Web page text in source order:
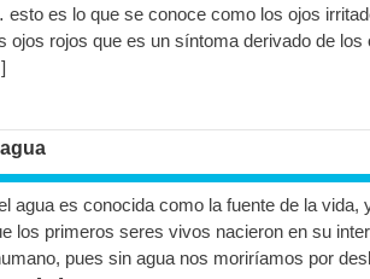
es lo que se conoce como los ojos
ojos rojos que es un síntoma derivado de
agua es conocida como la fuente de la vida,
los primeros seres vivos nacieron en su
pues sin agua nos moriríamos por